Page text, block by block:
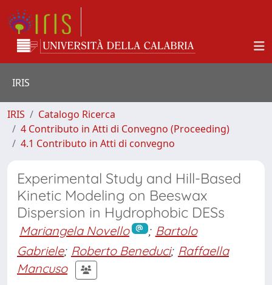
IRIS
IRIS
Catalogo Ricerca
4 Contributo in Atti di Convegno (Proceeding)
4.1 Contributo in Atti di convegno
Experimental Study and Hill-Based
Kinetic Modeling on Beeswax
Dispersion in Hydrophobic DESs
Mariangela Novello ; Bartolo
Gabriele; Roberto Beneduci; Raffaella
Mancuso